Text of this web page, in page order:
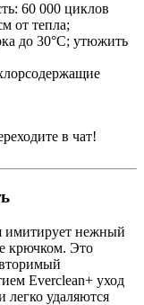
60 000 циклов
от тепла;
до 30°C; утюжить
в чат!
имитирует нежный
крючком. Это
Everclean+ уход
удаляются